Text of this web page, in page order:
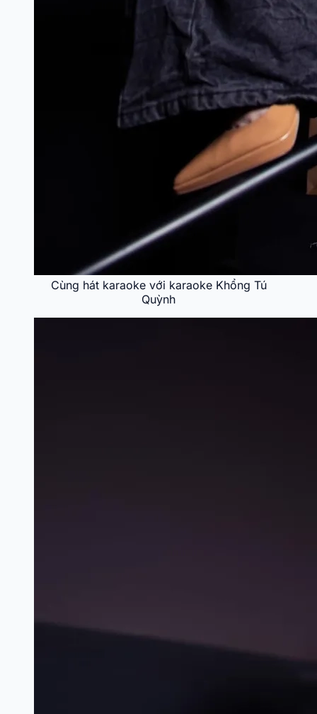
Cùng hát karaoke với karaoke Khổng Tú
Quỳnh